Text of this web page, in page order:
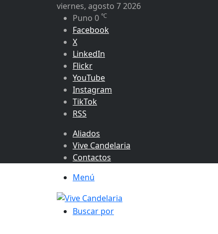
viernes, agosto 7 2026
Puno 0 ℃
Facebook
X
LinkedIn
Flickr
YouTube
Instagram
TikTok
RSS
Aliados
Vive Candelaria
Contactos
Menú
Buscar por